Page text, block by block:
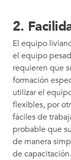
2.
El equipo
el equipo
requieren que
formación
utilizar el
flexibles, por
fáciles de
probable que
de manera
de capacitación.